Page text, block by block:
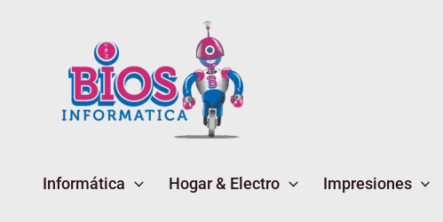
Informática Hogar & Electro Impresiones